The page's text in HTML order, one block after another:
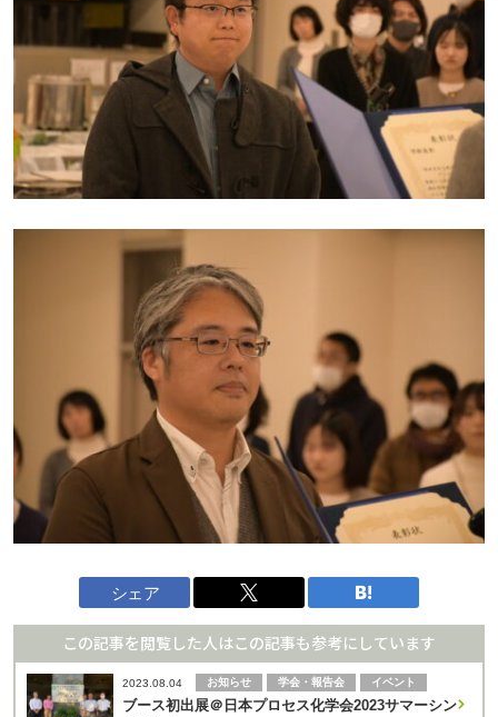
シェア
この記事を閲覧した人はこの記事も参考にしています
2023.08.04 お知らせ 学会・報告会 イベント
ブース初出展＠日本プロセス化学会2023サマーシン